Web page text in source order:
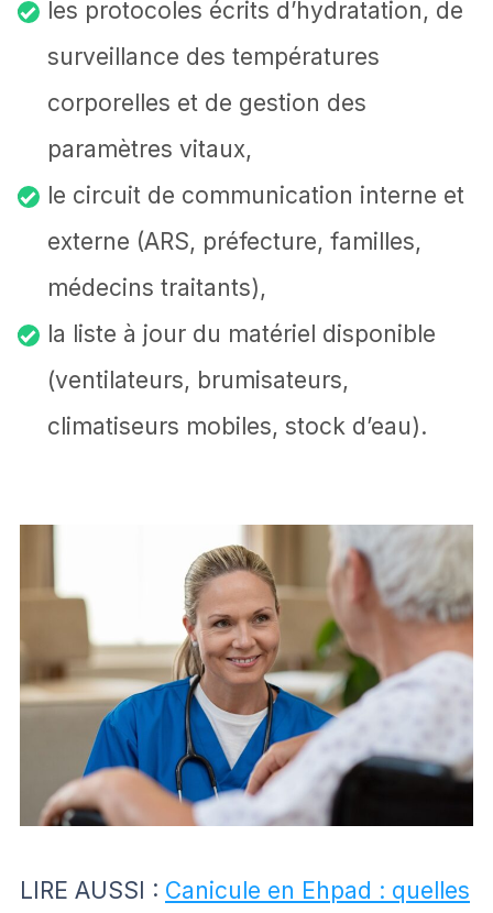
les protocoles écrits d’hydratation, de
surveillance des températures
corporelles et de gestion des
paramètres vitaux,
le circuit de communication interne et
externe (ARS, préfecture, familles,
médecins traitants),
la liste à jour du matériel disponible
(ventilateurs, brumisateurs,
climatiseurs mobiles, stock d’eau).
LIRE AUSSI : Canicule en Ehpad : quelles